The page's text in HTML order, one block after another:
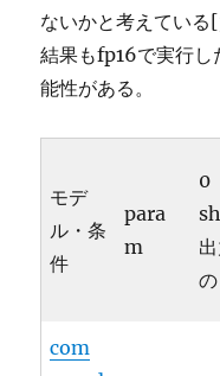
ないかと考えてい
結果もfp16で実行し
能性がある。
モデ
ル・条
件
para
m
0
com